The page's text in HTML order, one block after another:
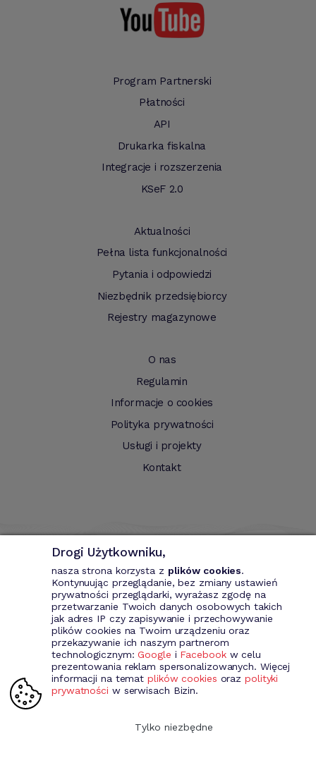
Program Partnerski
Płatności
API
Drukarka fiskalna
Integracje i rozszerzenia
KSeF 2.0
Aktualności
Pełna lista funkcjonalności
Pytania i odpowiedzi
Niezbędnik przedsiębiorcy
Rejestry magazynowe
O nas
Regulamin
Informacje o cookies
Polityka prywatności
Usługi i projekty
Kontakt
Bizin - System wspomagający przedsiębiorce. Wystawianie
dokumentów przychodowych (faktury VAT, fakury marża, faktury
MP, rachunki itd.). Rejestr kontrahentów wraz z rozbudowaną
analizą, gospodarka magazynowa, środki trwale, analiza sprzedaży i
kosztów prowadzenia działalności itd.
Drogi Użytkowniku,
nasza strona korzysta z plików cookies.
Kontynuując przeglądanie, bez zmiany ustawień
prywatności przeglądarki, wyrażasz zgodę na
przetwarzanie Twoich danych osobowych takich
jak adres IP czy zapisywanie i przechowywanie
plików cookies na Twoim urządzeniu oraz
przekazywanie ich naszym partnerom
technologicznym:Google i Facebookw celu
prezentowania reklam spersonalizowanych. Więcej
informacji na tematplików cookies orazpolityki
prywatności w serwisach Bizin.
Tylko niezbędne